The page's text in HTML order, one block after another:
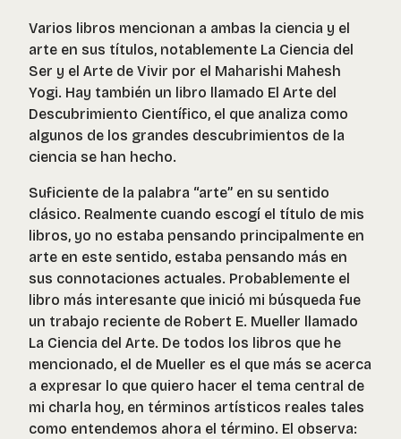
Varios libros mencionan a ambas la ciencia y el
arte en sus títulos, notablemente La Ciencia del
Ser y el Arte de Vivir por el Maharishi Mahesh
Yogi. Hay también un libro llamado El Arte del
Descubrimiento Científico, el que analiza como
algunos de los grandes descubrimientos de la
ciencia se han hecho.
Suficiente de la palabra “arte” en su sentido
clásico. Realmente cuando escogí el título de mis
libros, yo no estaba pensando principalmente en
arte en este sentido, estaba pensando más en
sus connotaciones actuales. Probablemente el
libro más interesante que inició mi búsqueda fue
un trabajo reciente de Robert E. Mueller llamado
La Ciencia del Arte. De todos los libros que he
mencionado, el de Mueller es el que más se acerca
a expresar lo que quiero hacer el tema central de
mi charla hoy, en términos artísticos reales tales
como entendemos ahora el término. El observa: